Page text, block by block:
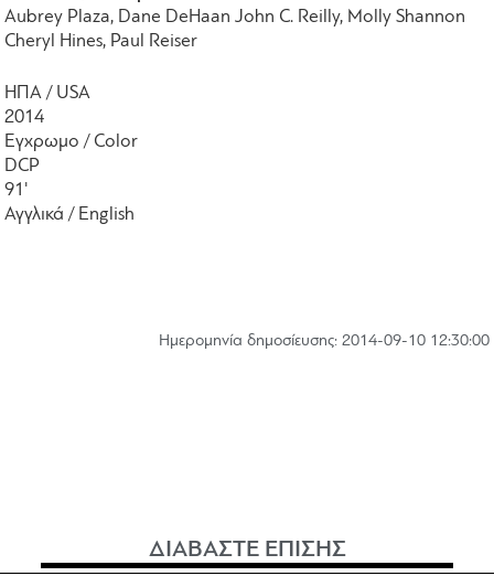
Aubrey Plaza, Dane DeHaan John C. Reilly, Molly Shannon
Cheryl Hines, Paul Reiser
ΗΠΑ / USA
2014
Εγχρωμο / Color
DCP
91'
Αγγλικά / English
Hμερομηνία δημοσίευσης: 2014-09-10 12:30:00
ΔΙΑΒΑΣΤΕ ΕΠΙΣΗΣ